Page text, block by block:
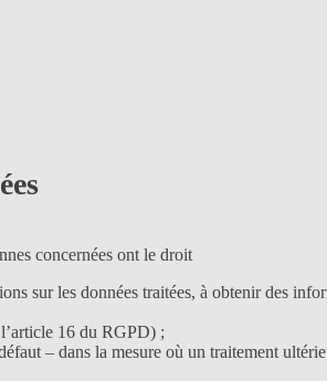
concernées ont le droit
sur les données traitées, à obtenir des
16 du RGPD) ;
– dans la mesure où un traitement